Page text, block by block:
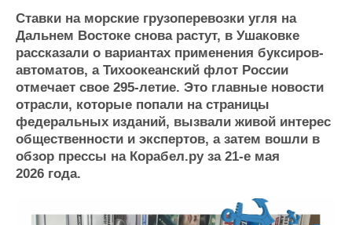
Журнал
Реклама
Конференции
Выставки и семинары
Личности
Словарь
Флот
Галерея флота
Форум
Отзывы
Все службы
Ставки на морские грузоперевозки угля на
Дальнем Востоке снова растут, в Ушаковке
рассказали о вариантах применения буксиров-
автоматов, а Тихоокеанский флот России
отмечает свое 295-летие. Это главные новости
отрасли, которые попали на страницы
федеральных изданий, вызвали живой интерес
общественности и экспертов, а затем вошли в
обзор прессы на Корабел.ру за 21-е мая
2026 года.